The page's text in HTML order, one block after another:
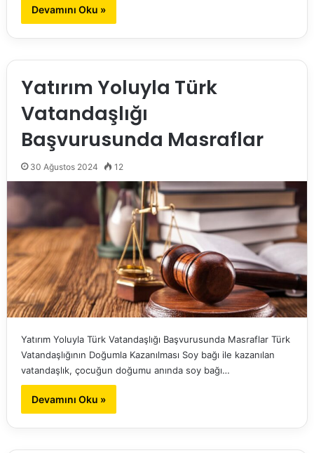
Devamını Oku »
Yatırım Yoluyla Türk
Vatandaşlığı
Başvurusunda Masraflar
30 Ağustos 2024 12
Yatırım Yoluyla Türk Vatandaşlığı Başvurusunda Masraflar Türk
Vatandaşlığının Doğumla Kazanılması Soy bağı ile kazanılan
vatandaşlık, çocuğun doğumu anında soy bağı…
Devamını Oku »